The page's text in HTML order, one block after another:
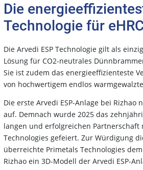
Die
Technologie für
Die Arvedi ESP Technologie gilt als
Lösung für CO2-neutrales
Sie ist zudem das energieeffizienteste
von hochwertigem endlos
Die erste Arvedi ESP-Anlage bei Rizhao
auf. Demnach wurde 2025 das
langen und erfolgreichen Partnerschaft
Technologies gefeiert. Zur Würdigung
überreichte Primetals Technologies
Rizhao ein 3D-Modell der Arvedi ESP-